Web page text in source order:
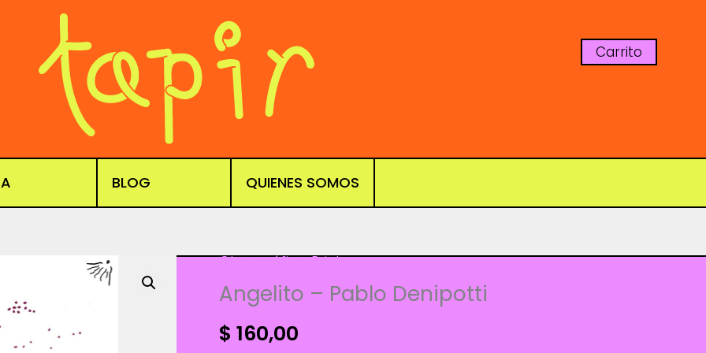
Carrito
BLOG QUIENES SOMOS
Obra gráfica,Prints
Angelito – Pablo Denipotti
$ 160,00